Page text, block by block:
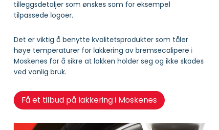
tilleggsdetaljer som ønskes som for eksempel
tilpassede logoer.
Det er viktig å benytte kvalitetsprodukter som tåler
høye temperaturer for lakkering av bremsecalipere i
Moskenes for å sikre at lakken holder seg og ikke skades
ved vanlig bruk.
Få et tilbud på lakkering i Moskenes